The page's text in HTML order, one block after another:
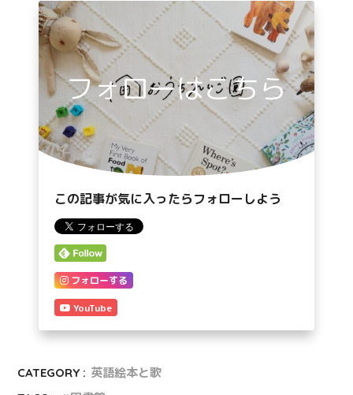
フォローはこちら
この記事が気に入ったらフォローしよう
フォローする
YouTube
CATEGORY : 英語絵本と歌